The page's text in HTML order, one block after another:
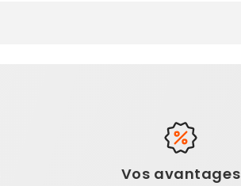
Vos avantages